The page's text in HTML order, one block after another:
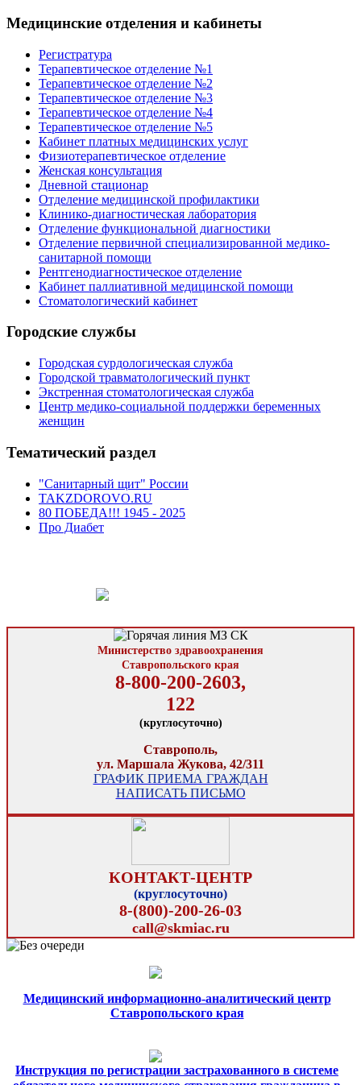
Медицинские отделения и кабинеты
Регистратура
Терапевтическое отделение №1
Терапевтическое отделение №2
Терапевтическое отделение №3
Терапевтическое отделение №4
Терапевтическое отделение №5
Кабинет платных медицинских услуг
Физиотерапевтическое отделение
Женская консультация
Дневной стационар
Отделение медицинской профилактики
Клинико-диагностическая лаборатория
Отделение функциональной диагностики
Отделение первичной специализированной медико-
санитарной помощи
Рентгенодиагностическое отделение
Кабинет паллиативной медицинской помощи
Стоматологический кабинет
Городские службы
Городская сурдологическая служба
Городской травматологический пункт
Экстренная стоматологическая служба
Центр медико-социальной поддержки беременных
женщин
Тематический раздел
"Санитарный щит" России
TAKZDOROVO.RU
80 ПОБЕДА!!! 1945 - 2025
Про Диабет
Министерство здравоохранения
Ставропольского края
8-800-200-2603,
122
(круглосуточно)
Ставрополь,
ул. Маршала Жукова, 42/311
ГРАФИК ПРИЕМА ГРАЖДАН
НАПИСАТЬ ПИСЬМО
КОНТАКТ-ЦЕНТР
(круглосуточно)
8-(800)-200-26-03
call@skmiac.ru
Медицинский информационно-аналитический центр
Ставропольского края
Инструкция по регистрации застрахованного в системе